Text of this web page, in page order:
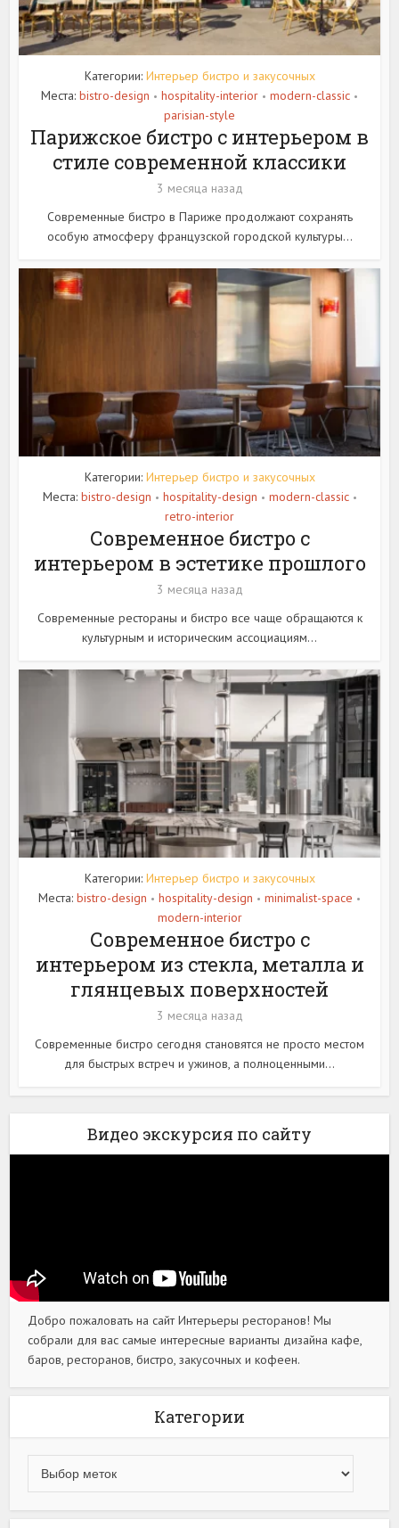
Категории: Интерьер бистро и закусочных
Места: bistro-design • hospitality-interior • modern-classic •
parisian-style
Парижское бистро с интерьером в
стиле современной классики
3 месяца назад
Современные бистро в Париже продолжают сохранять
особую атмосферу французской городской культуры...
Категории: Интерьер бистро и закусочных
Места: bistro-design • hospitality-design • modern-classic •
retro-interior
Современное бистро с
интерьером в эстетике прошлого
3 месяца назад
Современные рестораны и бистро все чаще обращаются к
культурным и историческим ассоциациям...
Категории: Интерьер бистро и закусочных
Места: bistro-design • hospitality-design • minimalist-space •
modern-interior
Современное бистро с
интерьером из стекла, металла и
глянцевых поверхностей
3 месяца назад
Современные бистро сегодня становятся не просто местом
для быстрых встреч и ужинов, а полноценными...
Видео экскурсия по сайту
Добро пожаловать на сайт Интерьеры ресторанов! Мы
собрали для вас самые интересные варианты дизайна кафе,
баров, ресторанов, бистро, закусочных и кофеен.
Категории